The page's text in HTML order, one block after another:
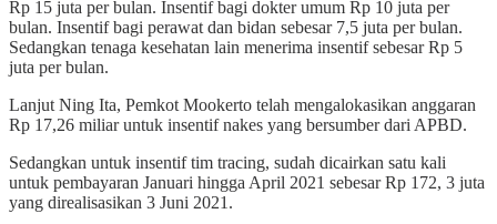
Rp 15 juta per bulan. Insentif bagi dokter umum Rp 10 juta per
bulan. Insentif bagi perawat dan bidan sebesar 7,5 juta per bulan.
Sedangkan tenaga kesehatan lain menerima insentif sebesar Rp 5
juta per bulan.
Lanjut Ning Ita, Pemkot Mookerto telah mengalokasikan anggaran
Rp 17,26 miliar untuk insentif nakes yang bersumber dari APBD.
Sedangkan untuk insentif tim tracing, sudah dicairkan satu kali
untuk pembayaran Januari hingga April 2021 sebesar Rp 172, 3 juta
yang direalisasikan 3 Juni 2021.